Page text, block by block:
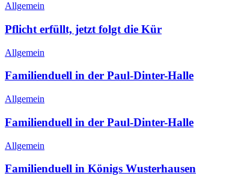
Allgemein
Pflicht erfüllt, jetzt folgt die Kür
Allgemein
Familienduell in der Paul-Dinter-Halle
Allgemein
Familienduell in der Paul-Dinter-Halle
Allgemein
Familienduell in Königs Wusterhausen